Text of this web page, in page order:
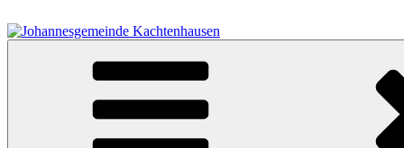
Inhalt
springen
Johannesgemeinde Kachtenhausen